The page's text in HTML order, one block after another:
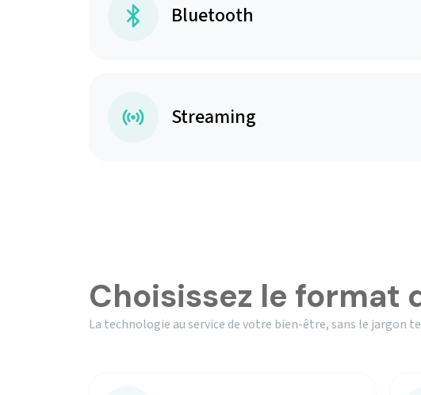
Bluetooth
Streaming
Choisissez le format
La technologie au service de votre bien-être, sans le jargon